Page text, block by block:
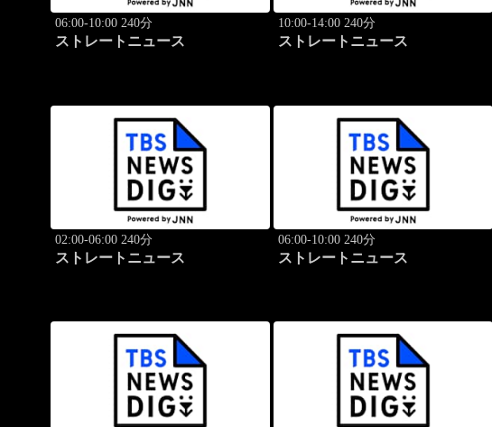
06:00-10:00 240分
ストレートニュース
10:00-14:00 240分
ストレートニュース
02:00-06:00 240分
ストレートニュース
06:00-10:00 240分
ストレートニュース